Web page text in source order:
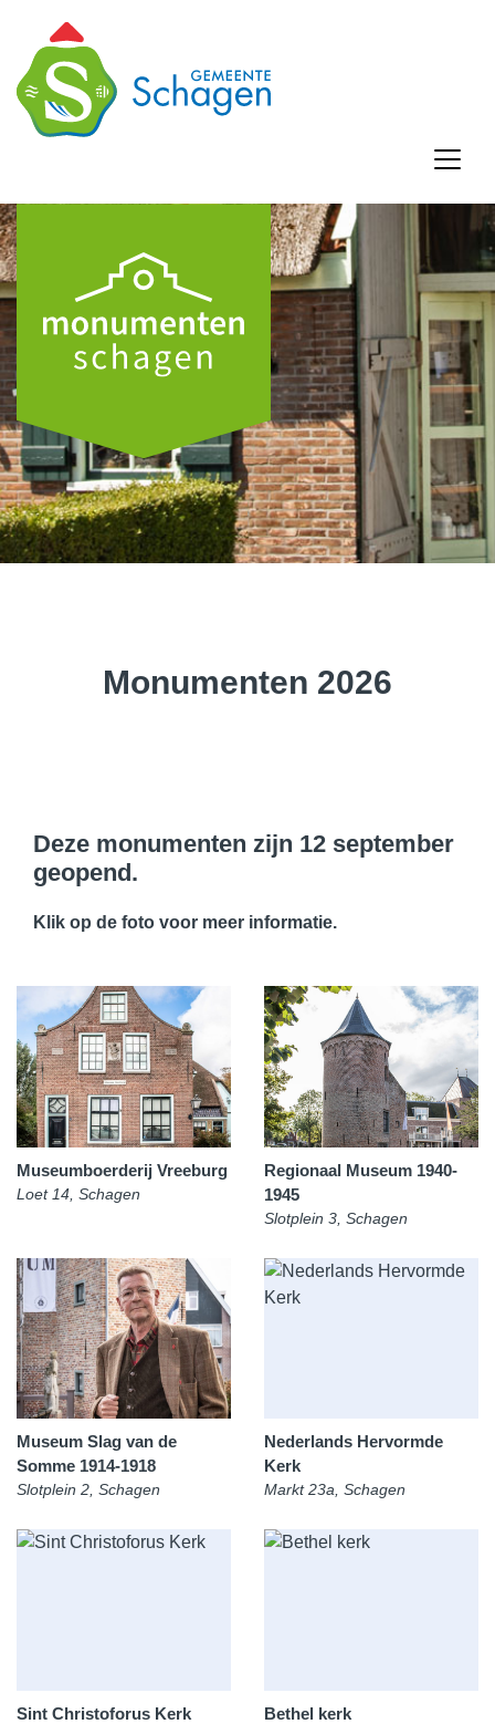
Monumenten 2026
Deze monumenten zijn 12 september
geopend.
Klik op de foto voor meer informatie.
Museumboerderij Vreeburg
Loet 14, Schagen
Regionaal Museum 1940-
1945
Slotplein 3, Schagen
Museum Slag van de
Somme 1914-1918
Slotplein 2, Schagen
Nederlands Hervormde
Kerk
Markt 23a, Schagen
Sint Christoforus Kerk Bethel kerk